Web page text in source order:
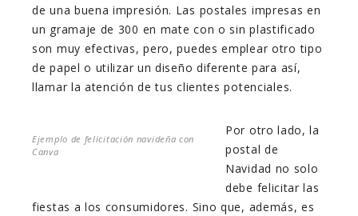
de una buena impresión. Las postales impresas en
un gramaje de 300 en mate con o sin plastificado
son muy efectivas, pero, puedes emplear otro tipo
de papel o utilizar un diseño diferente para así,
llamar la atención de tus clientes potenciales.
Ejemplo de felicitación navideña con
Canva
Por otro lado, la
postal de
Navidad no solo
debe felicitar las
fiestas a los consumidores. Sino que, además, es